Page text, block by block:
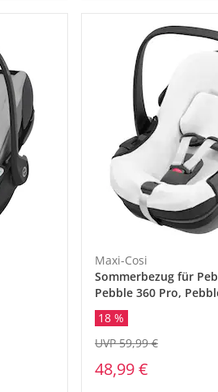
Maxi-Cosi
Sommerbezug für
Pebble 360 Pro,
18 %
48,99 €
UVP 59,99 €